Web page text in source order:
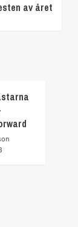
av året